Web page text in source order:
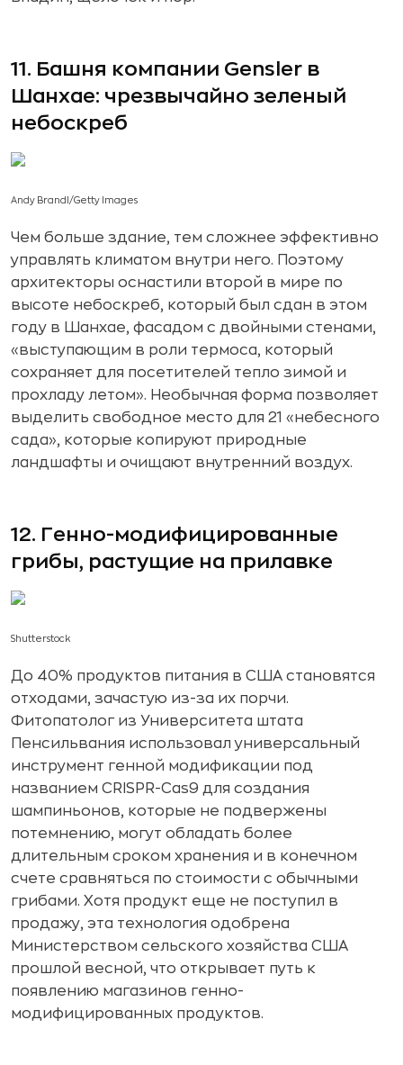
11. Башня компании Gensler в
Шанхае: чрезвычайно зеленый
небоскреб
Andy Brandl/Getty Images
Чем больше здание, тем сложнее эффективно
управлять климатом внутри него. Поэтому
архитекторы оснастили второй в мире по
высоте небоскреб, который был сдан в этом
году в Шанхае, фасадом с двойными стенами,
«выступающим в роли термоса, который
сохраняет для посетителей тепло зимой и
прохладу летом». Необычная форма позволяет
выделить свободное место для 21 «небесного
сада», которые копируют природные
ландшафты и очищают внутренний воздух.
12. Генно-модифицированные
грибы, растущие на прилавке
Shutterstock
До 40% продуктов питания в США становятся
отходами, зачастую из-за их порчи.
Фитопатолог из Университета штата
Пенсильвания использовал универсальный
инструмент генной модификации под
названием CRISPR-Cas9 для создания
шампиньонов, которые не подвержены
потемнению, могут обладать более
длительным сроком хранения и в конечном
счете сравняться по стоимости с обычными
грибами. Хотя продукт еще не поступил в
продажу, эта технология одобрена
Министерством сельского хозяйства США
прошлой весной, что открывает путь к
появлению магазинов генно-
модифицированных продуктов.